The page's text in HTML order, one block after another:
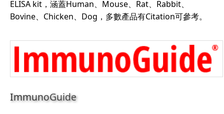
ELISA kit，涵蓋Human、Mouse、Rat、Rabbit、
Bovine、Chicken、Dog，多數產品有Citation可參考。
ImmunoGuide